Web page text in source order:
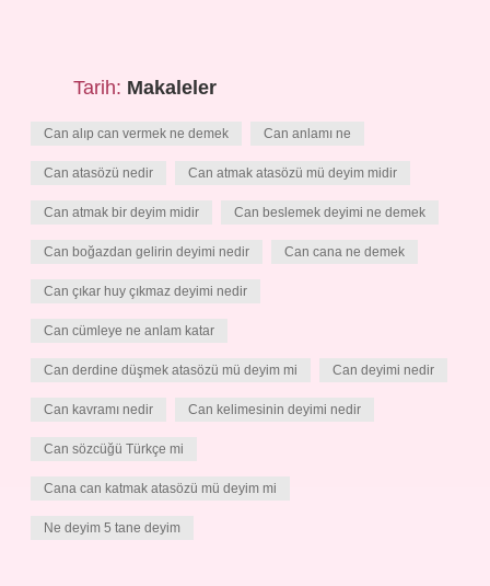
Tarih: Makaleler
Can alıp can vermek ne demek Can anlamı ne
Can atasözü nedir Can atmak atasözü mü deyim midir
Can atmak bir deyim midir Can beslemek deyimi ne demek
Can boğazdan gelirin deyimi nedir Can cana ne demek
Can çıkar huy çıkmaz deyimi nedir
Can cümleye ne anlam katar
Can derdine düşmek atasözü mü deyim mi Can deyimi nedir
Can kavramı nedir Can kelimesinin deyimi nedir
Can sözcüğü Türkçe mi
Cana can katmak atasözü mü deyim mi
Ne deyim 5 tane deyim